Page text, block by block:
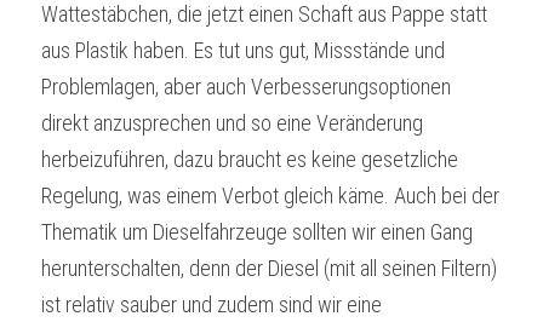
Wattestäbchen, die jetzt einen Schaft aus Pappe statt
aus Plastik haben. Es tut uns gut, Missstände und
Problemlagen, aber auch Verbesserungsoptionen
direkt anzusprechen und so eine Veränderung
herbeizuführen, dazu braucht es keine gesetzliche
Regelung, was einem Verbot gleich käme. Auch bei der
Thematik um Dieselfahrzeuge sollten wir einen Gang
herunterschalten, denn der Diesel (mit all seinen Filtern)
ist relativ sauber und zudem sind wir eine